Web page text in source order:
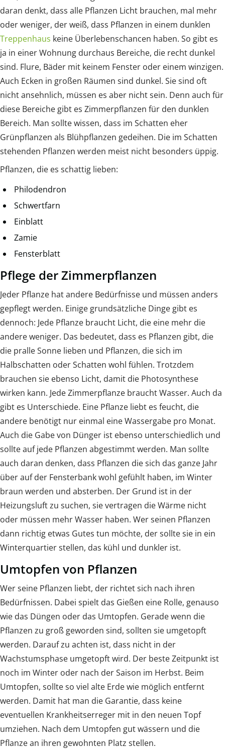
daran denkt, dass alle Pflanzen Licht brauchen, mal mehr
oder weniger, der weiß, dass Pflanzen in einem dunklen
Treppenhaus keine Überlebenschancen haben. So gibt es
ja in einer Wohnung durchaus Bereiche, die recht dunkel
sind. Flure, Bäder mit keinem Fenster oder einem winzigen.
Auch Ecken in großen Räumen sind dunkel. Sie sind oft
nicht ansehnlich, müssen es aber nicht sein. Denn auch für
diese Bereiche gibt es Zimmerpflanzen für den dunklen
Bereich. Man sollte wissen, dass im Schatten eher
Grünpflanzen als Blühpflanzen gedeihen. Die im Schatten
stehenden Pflanzen werden meist nicht besonders üppig.
Pflanzen, die es schattig lieben:
Philodendron
Schwertfarn
Einblatt
Zamie
Fensterblatt
Pflege der Zimmerpflanzen
Jeder Pflanze hat andere Bedürfnisse und müssen anders
gepflegt werden. Einige grundsätzliche Dinge gibt es
dennoch: Jede Pflanze braucht Licht, die eine mehr die
andere weniger. Das bedeutet, dass es Pflanzen gibt, die
die pralle Sonne lieben und Pflanzen, die sich im
Halbschatten oder Schatten wohl fühlen. Trotzdem
brauchen sie ebenso Licht, damit die Photosynthese
wirken kann. Jede Zimmerpflanze braucht Wasser. Auch da
gibt es Unterschiede. Eine Pflanze liebt es feucht, die
andere benötigt nur einmal eine Wassergabe pro Monat.
Auch die Gabe von Dünger ist ebenso unterschiedlich und
sollte auf jede Pflanzen abgestimmt werden. Man sollte
auch daran denken, dass Pflanzen die sich das ganze Jahr
über auf der Fensterbank wohl gefühlt haben, im Winter
braun werden und absterben. Der Grund ist in der
Heizungsluft zu suchen, sie vertragen die Wärme nicht
oder müssen mehr Wasser haben. Wer seinen Pflanzen
dann richtig etwas Gutes tun möchte, der sollte sie in ein
Winterquartier stellen, das kühl und dunkler ist.
Umtopfen von Pflanzen
Wer seine Pflanzen liebt, der richtet sich nach ihren
Bedürfnissen. Dabei spielt das Gießen eine Rolle, genauso
wie das Düngen oder das Umtopfen. Gerade wenn die
Pflanzen zu groß geworden sind, sollten sie umgetopft
werden. Darauf zu achten ist, dass nicht in der
Wachstumsphase umgetopft wird. Der beste Zeitpunkt ist
noch im Winter oder nach der Saison im Herbst. Beim
Umtopfen, sollte so viel alte Erde wie möglich entfernt
werden. Damit hat man die Garantie, dass keine
eventuellen Krankheitserreger mit in den neuen Topf
umziehen. Nach dem Umtopfen gut wässern und die
Pflanze an ihren gewohnten Platz stellen.